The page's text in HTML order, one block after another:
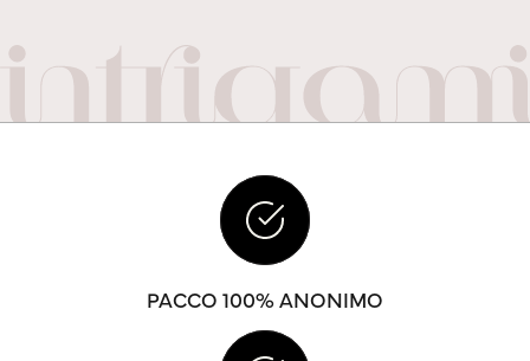
PACCO 100% ANONIMO